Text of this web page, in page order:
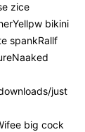
zice
bikini
spankRallf
just
big cock